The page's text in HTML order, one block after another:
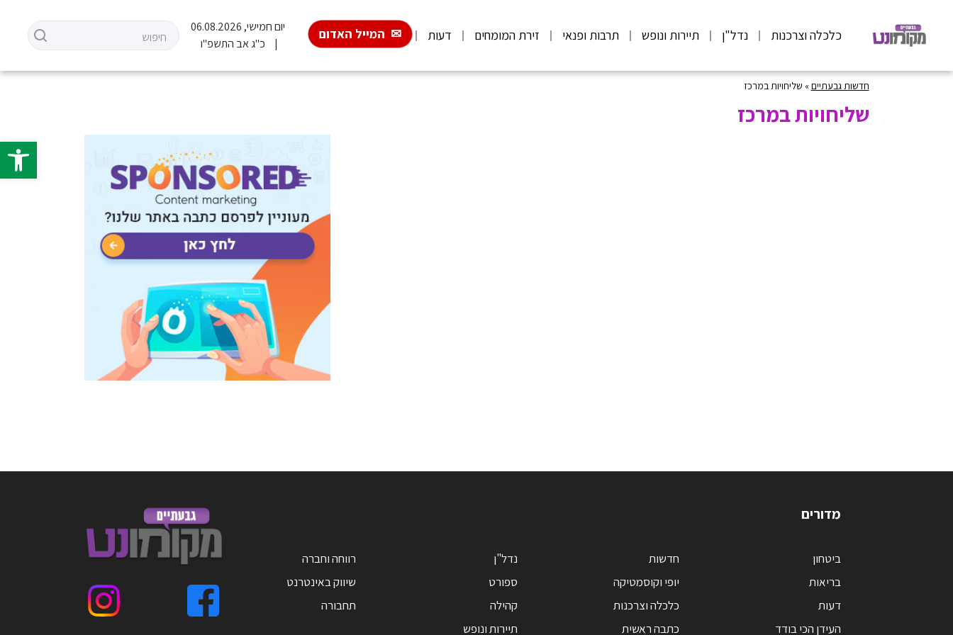
פתח
כלכלה וצרכנות נדל"ן תיירות ונופש תרבות ופנאי זירת המומחים דעות המייל האדום
יום חמישי, 06.08.2026
כ"ג אב התשפ"ו
חדשות גבעתיים» שליחויות במרכז
שליחויות במרכז
מדורים
ביטחון
בריאות
דעות
העידן הכי בודד
חדשות
יופי וקוסמטיקה
כלכלה וצרכנות
כתבה ראשית
נדל"ן
ספורט
קהילה
תיירות ונופש
רווחה וחברה
שיווק באינטרנט
תחבורה